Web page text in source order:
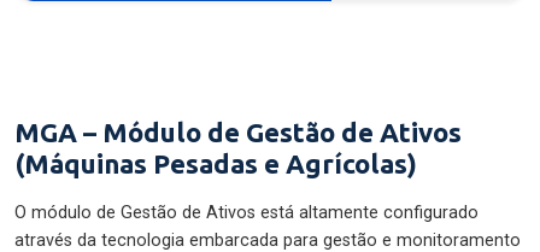
MGA – Módulo de Gestão de Ativos
(Máquinas Pesadas e Agrícolas)
O módulo de Gestão de Ativos está altamente configurado
através da tecnologia embarcada para gestão e monitoramento